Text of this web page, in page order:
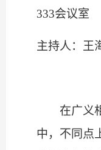
333会议室
主持人：王
在广义
中，不同点